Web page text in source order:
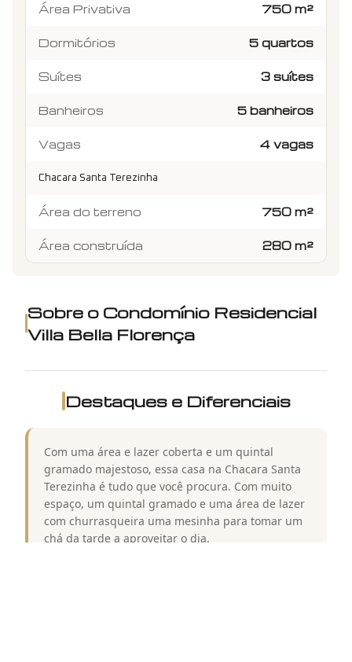
Área Privativa 750 m²
Dormitórios 5 quartos
Suítes 3 suítes
Banheiros 5 banheiros
Vagas 4 vagas
Chacara Santa Terezinha
Área do terreno 750 m²
Área construída 280 m²
Sobre o Condomínio Residencial
Villa Bella Florença
Destaques e Diferenciais
Com uma área e lazer coberta e um quintal
gramado majestoso, essa casa na Chacara Santa
Terezinha é tudo que você procura. Com muito
espaço, um quintal gramado e uma área de lazer
com churrasqueira uma mesinha para tomar um
chá da tarde a aproveitar o dia.